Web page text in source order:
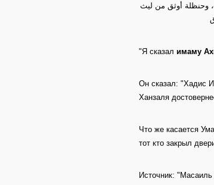
وحنظلة أوثق من ليث
"Я сказал имаму
Он сказал: "Хадис
Ханзаля
Что же касается
тот кто закрыл
Источник: